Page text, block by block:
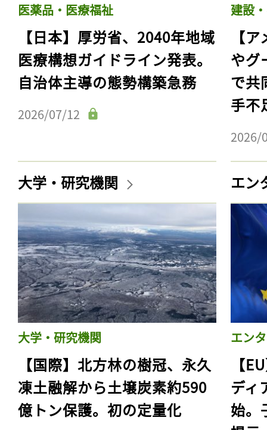
医薬品・医療福祉
【日本】厚労省、2040年地域
医療構想ガイドライン発表。
自治体主導の態勢構築急務
2026/07/12
建設
【
やグ
で共
手不
2026/
大学・研究機関
大学・研究機関
【国際】北方林の樹冠、永久
凍土融解から土壌炭素約590
億トン保護。初の定量化
エン
エン
【
ディ
始。